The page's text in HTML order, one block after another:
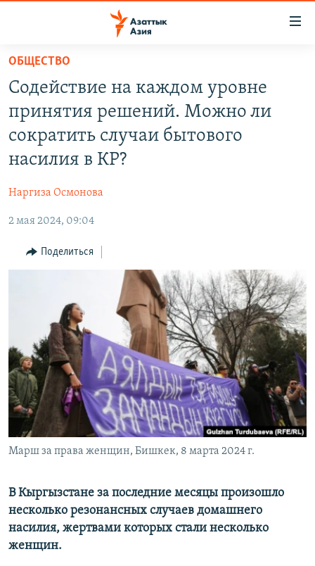
Вернуться
основному
содержанию
Вернутся
главной
Вернутся
НОВОСТИ
ВОЙНА В УКРАИНЕ
НА ДРУГИХ ЯЗЫКАХ
КЫРГЫЗЧА
ЎЗБЕКЧА
ТОҶИКӢ
ПОДПИШИТЕСЬ НА НАС В СОЦСЕТЯХ
Все сайты РСЕ/РС
ОБЩЕСТВО
Содействие на каждом уровне
принятия решений. Можно ли
сократить случаи бытового
насилия в КР?
Наргиза Осмонова
2 мая 2024, 09:04
Поделиться
Марш за права женщин, Бишкек, 8 марта 2024 г.
В Кыргызстане за последние месяцы произошло
несколько резонансных случаев домашнего
насилия, жертвами которых стали несколько
женщин.